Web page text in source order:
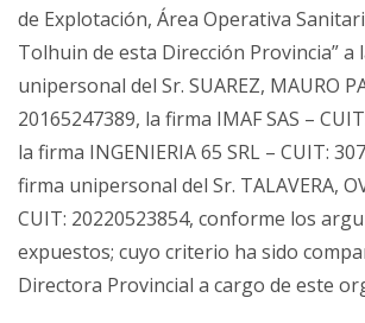
de Explotación, Área Operativa
Tolhuin de esta Dirección Provincia” a
unipersonal del Sr. SUAREZ, MAURO
20165247389, la firma IMAF SAS –
la firma INGENIERIA 65 SRL – CUIT:
firma unipersonal del Sr. TALAVERA,
CUIT: 20220523854, conforme los
expuestos; cuyo criterio ha sido
Directora Provincial a cargo de este